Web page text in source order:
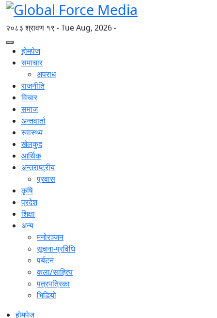
२०८३ श्रावण १९ - Tue Aug, 2026 -
होमपेज
समाचार
अपराध
राजनीति
विचार
समाज
अन्तवार्ता
स्वास्थ्य
खेलकुद
आर्थिक
अन्तराष्ट्रीय
प्रवास
कृषि
प्रदेश
शिक्षा
अन्य
मनोरञ्जन
सूचना-प्रविधि
पर्यटन
कला/साहित्य
पत्रपत्रिका
भिडियो
होमपेज